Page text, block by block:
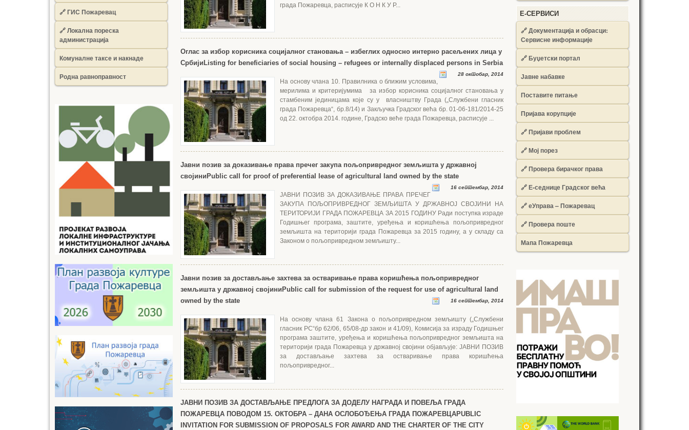
🔗 ГИС Пожаревац
🔗 Локална пореска
администрација
Комуналне таксе и накнаде
Родна равноправност
града Пожаревца, расписује К О Н К У Р...
Оглас за избор корисника социјалног становања – избеглих односно интерно расељених лица у
Србији Listing for beneficiaries of social housing – refugees or internally displaced persons in Serbia
28 октобар, 2014
На основу члана 10. Правилника о ближим условима,
мерилима и критеријумима за избор корисника социјалног становања у
стамбеним јединицама које су у власништву Града („Службени гласник
града Пожаревца“, бр.8/14) и Закључка Градског већа бр. 01-06-181/2014-25
од 22. октобра 2014. године, Градско веће града Пожаревца, расписује ...
Јавни позив за доказивање права пречег закупа пољопривредног земљишта у државној
својини Public call for proof of preferential lease of agricultural land owned by the state
16 септембар, 2014
ЈАВНИ ПОЗИВ ЗА ДОКАЗИВАЊЕ ПРАВА ПРЕЧЕГ
ЗАКУПА ПОЉОПРИВРЕДНОГ ЗЕМЉИШТА У ДРЖАВНОЈ СВОЈИНИ НА
ТЕРИТОРИЈИ ГРАДА ПОЖАРЕВЦА ЗА 2015 ГОДИНУ Ради поступка израде
Годишњег програма, заштите, уређења и коришћења пољопривредног
земљишта на територији града Пожаревца за 2015 годину, а у складу са
Законом о пољопривредном земљишту...
Јавни позив за достављање захтева за остваривање права коришћења пољопривредног
земљишта у државној својини Public call for submission of the request for use of agricultural land
owned by the state
16 септембар, 2014
На основу члана 61 Закона о пољопривредном земљишту („Службени
гласник РС“бр 62/06, 65/08-др закон и 41/09), Комисија за израду Годишњег
програма заштите, уређења и коришћења пољопривредног земљишта на
територији града Пожаревца у државној својини објављује: ЈАВНИ ПОЗИВ
за достављање захтева за остваривање права коришћења
пољопривредног...
ЈАВНИ ПОЗИВ ЗА ДОСТАВЉАЊЕ ПРЕДЛОГА ЗА ДОДЕЛУ НАГРАДА И ПОВЕЉА ГРАДА
ПОЖАРЕВЦА ПОВОДОМ 15. ОКТОБРА – ДАНА ОСЛОБОЂЕЊА ГРАДА ПОЖАРЕВЦАPUBLIC
INVITATION FOR SUBMISSION OF PROPOSALS FOR AWARD AND THE CHARTER OF THE CITY
Е-СЕРВИСИ
🔗 Документација и обрасци:
Сервисне информације
🔗 Буџетски портал
Јавне набавке
Поставите питање
Пријава корупције
🔗 Пријави проблем
🔗 Мој порез
🔗 Провера бирачког права
🔗 Е-седнице Градског већа
🔗 еУправа – Пожаревац
🔗 Провера поште
Мапа Пожаревца